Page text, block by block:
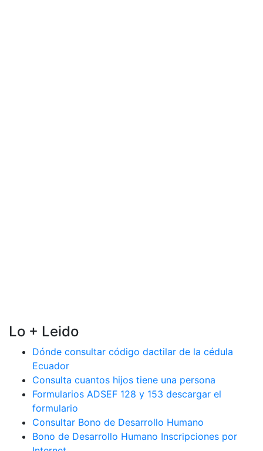
Lo + Leido
Dónde consultar código dactilar de la cédula
Ecuador
Consulta cuantos hijos tiene una persona
Formularios ADSEF 128 y 153 descargar el
formulario
Consultar Bono de Desarrollo Humano
Bono de Desarrollo Humano Inscripciones por